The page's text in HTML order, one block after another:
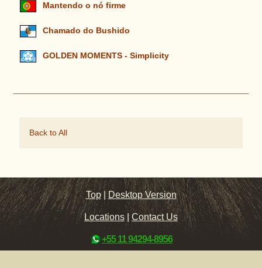
Mantendo o nó firme
Chamado do Bushido
GOLDEN MOMENTS - Simplicity
Back to All
Top |Desktop Version
Locations|Contact Us
+55 11 94294-8956